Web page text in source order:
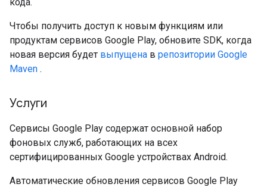
Чтобы получить доступ к новым функциям или
продуктам сервисов Google Play, обновите SDK, когда
новая версия будет выпущена в репозитории Google
Maven .
Услуги
Сервисы Google Play содержат основной набор
фоновых служб, работающих на всех
сертифицированных Google устройствах Android.
Автоматические обновления сервисов Google Play